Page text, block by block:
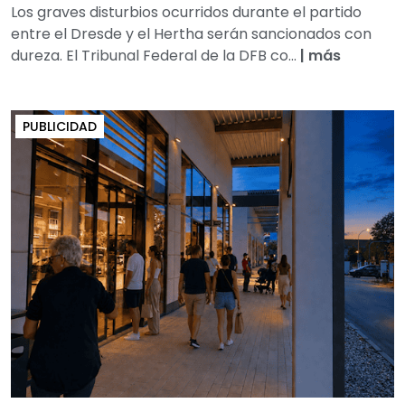
Los graves disturbios ocurridos durante el partido
entre el Dresde y el Hertha serán sancionados con
dureza. El Tribunal Federal de la DFB co... | más
PUBLICIDAD